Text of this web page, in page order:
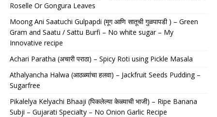
Roselle Or Gongura Leaves
Moong Ani Saatuchi Gulpapdi (मूग आणि सातूची गुळपापडी ) – Green
Gram and Saatu / Sattu Burfi – No white sugar – My
Innovative recipe
Achari Paratha (अचारी पराठा) – Spicy Roti using Pickle Masala
Athalyancha Halwa (आठळ्यांचा हलवा) – Jackfruit Seeds Pudding –
Sugarfree
Pikalelya Kelyachi Bhaaji (पिकलेल्या केळ्याची भाजी) – Ripe Banana
Subji – Gujarati Specialty – No Onion Garlic Recipe